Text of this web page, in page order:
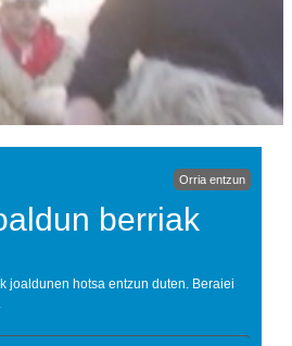
Orria entzun
berriak
joaldunen hotsa entzun duten. Beraiei